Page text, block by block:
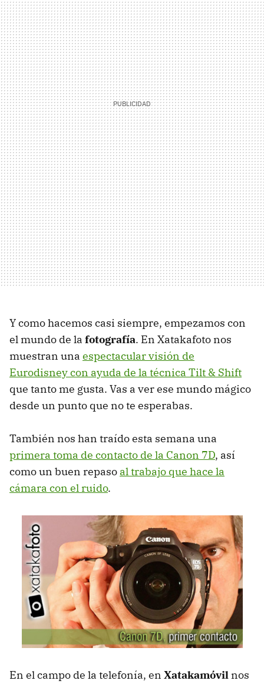
Y como hacemos casi siempre, empezamos con
el mundo de la fotografía. En Xatakafoto nos
muestran una espectacular visión de
Eurodisney con ayuda de la técnica Tilt & Shift
que tanto me gusta. Vas a ver ese mundo mágico
desde un punto que no te esperabas.
También nos han traído esta semana una
primera toma de contacto de la Canon 7D, así
como un buen repaso al trabajo que hace la
cámara con el ruido.
En el campo de la telefonía, en Xatakamóvil nos